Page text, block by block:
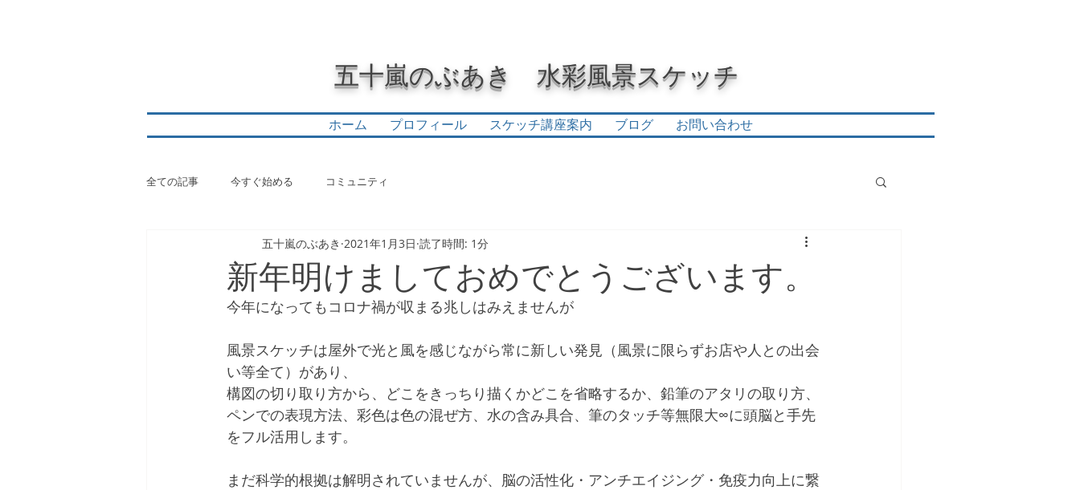
​五十嵐のぶあき 水彩風景スケッチ
ホーム プロフィール スケッチ講座案内 ブログ お問い合わせ
全ての記事 今すぐ始める コミュニティ
新年明けましておめでとうございます。
五十嵐のぶあき 2021年1月3日 読了時間: 1分
今年になってもコロナ禍が収まる兆しはみえませんが
風景スケッチは屋外で光と風を感じながら常に新しい発見（風景に限らずお店や人との出会
い等全て）があり、
構図の切り取り方から、どこをきっちり描くかどこを省略するか、鉛筆のアタリの取り方、
ペンでの表現方法、彩色は色の混ぜ方、水の含み具合、筆のタッチ等無限大∞に頭脳と手先
をフル活用します。
まだ科学的根拠は解明されていませんが、脳の活性化・アンチエイジング・免疫力向上に繋